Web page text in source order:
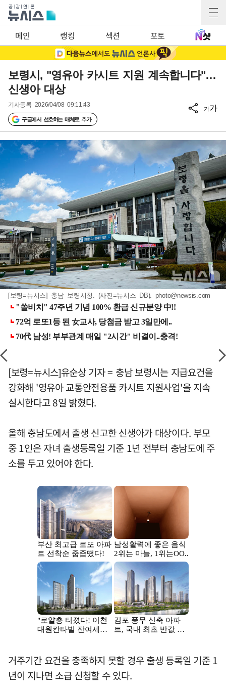
메인 랭킹 섹션 포토
보령시, "영유아 카시트 지원 계속합니다"…
신생아 대상
기사등록 2026/04/08 09:11:43
구글에서 선호하는 매체로 추가
가가
[보령=뉴시스] 충남 보령시청. (사진=뉴시스 DB). photo@newsis.com
[보령=뉴시스]유순상 기자 = 충남 보령시는 지급요건을
강화해 '영유아 교통안전용품 카시트 지원사업'을 지속
실시한다고 8일 밝혔다.
올해 충남도에서 출생 신고한 신생아가 대상이다. 부모
중 1인은 자녀 출생등록일 기준 1년 전부터 충남도에 주
소를 두고 있어야 한다.
거주기간 요건을 충족하지 못할 경우 출생 등록일 기준 1
년이 지나면 소급 신청할 수 있다.